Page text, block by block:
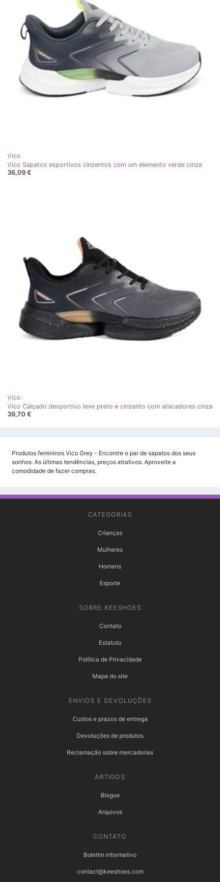
Vico
Vico Sapatos esportivos cinzentos com um elemento verde cinza
36,09 €
Vico
Vico Calçado desportivo leve preto e cinzento com atacadores cinza
39,70 €
Produtos femininos Vico Grey - Encontre o par de sapatos dos seus
sonhos. As últimas tendências, preços atrativos. Aproveite a
comodidade de fazer compras.
CATEGORIAS
Crianças
Mulheres
Homens
Esporte
SOBRE KEESHOES
Contato
Estatuto
Política de Privacidade
Mapa do site
ENVIOS E DEVOLUÇÕES
Custos e prazos de entrega
Devoluções de produtos
Reclamação sobre mercadorias
ARTIGOS
Blogue
Arquivos
CONTATO
Boletim informativo
contact@keeshoes.com